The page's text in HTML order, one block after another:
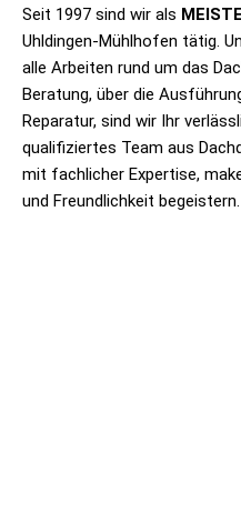
Seit 1997 sind wir als
Uhldingen-Mühlhofen tätig.
alle Arbeiten rund um das
Beratung, über die
Reparatur, sind wir Ihr
qualifiziertes Team aus
mit fachlicher Expertise,
und Freundlichkeit begeistern.